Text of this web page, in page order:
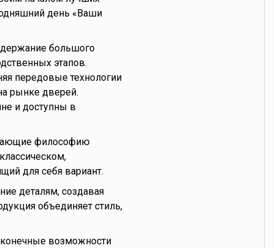
день «Ваши
большого
этапов.
передовые технологии
рынке дверей.
и доступны в
философию
для себя вариант.
деталям, создавая
объединяет стиль,
возможности